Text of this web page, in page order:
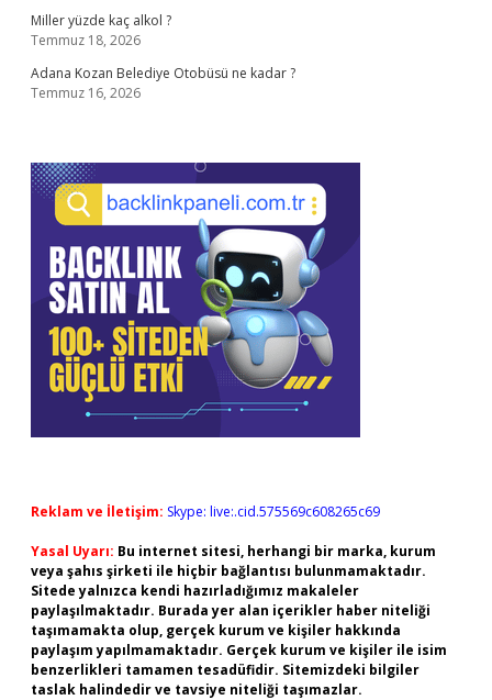
Miller yüzde kaç alkol ?
Temmuz 18, 2026
Adana Kozan Belediye Otobüsü ne kadar ?
Temmuz 16, 2026
Reklam ve İletişim: Skype: live:.cid.575569c608265c69
Yasal Uyarı: Bu internet sitesi, herhangi bir marka, kurum
veya şahıs şirketi ile hiçbir bağlantısı bulunmamaktadır.
Sitede yalnızca kendi hazırladığımız makaleler
paylaşılmaktadır. Burada yer alan içerikler haber niteliği
taşımamakta olup, gerçek kurum ve kişiler hakkında
paylaşım yapılmamaktadır. Gerçek kurum ve kişiler ile isim
benzerlikleri tamamen tesadüfidir. Sitemizdeki bilgiler
taslak halindedir ve tavsiye niteliği taşımazlar.